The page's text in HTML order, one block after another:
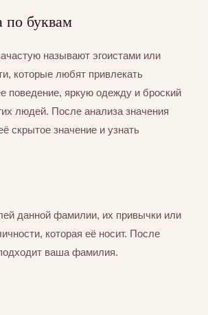
по буквам
называют эгоистами или
которые любят привлекать
поведение, яркую одежду и броский
людей. После анализа значения
скрытое значение и узнать
данной фамилии, их привычки или
которая её носит. После
ваша фамилия.